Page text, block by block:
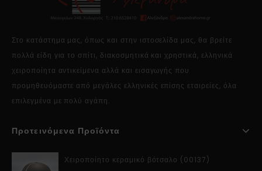
Στο κατάστημα μας, όπως και στην ιστοσελίδα μας, θα βρείτε
πολλά είδη για το σπίτι, διακοσμητικά και χρηστικά, ελληνικά
χειροποίητα αντικείμενα αλλά και εισαγωγής που
προμηθευόμαστε από μεγάλες ελληνικές επίσης εταιρείες, όλα
επιλεγμένα με πολύ αγάπη.
Προτεινόμενα Προϊόντα
Χειροποίητο κεραμικό βότσαλο (00137)